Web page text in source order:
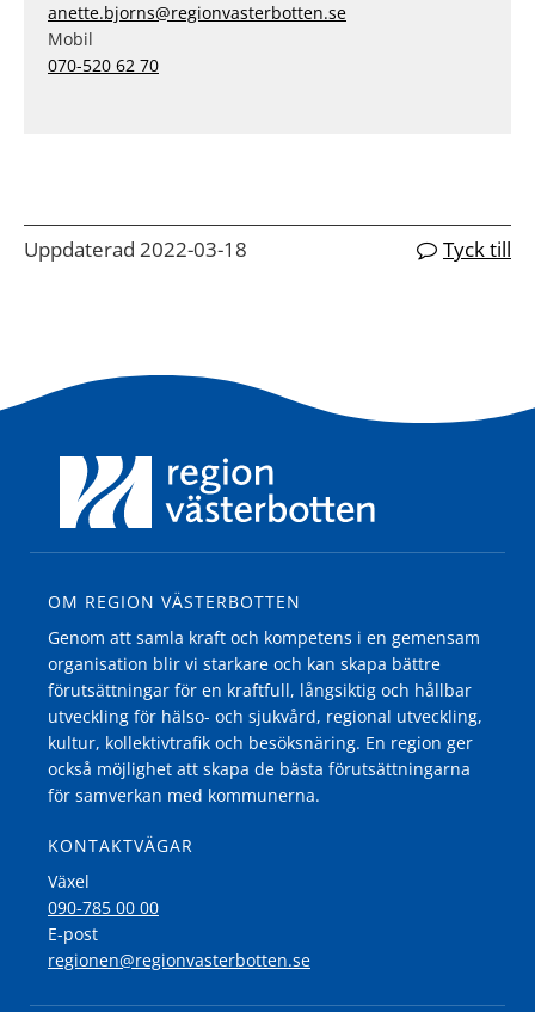
anette.bjorns@regionvasterbotten.se
Mobil
070-520 62 70
Uppdaterad 2022-03-18 Tyck till
OM REGION VÄSTERBOTTEN
Genom att samla kraft och kompetens i en gemensam
organisation blir vi starkare och kan skapa bättre
förutsättningar för en kraftfull, långsiktig och hållbar
utveckling för hälso- och sjukvård, regional utveckling,
kultur, kollektivtrafik och besöksnäring. En region ger
också möjlighet att skapa de bästa förutsättningarna
för samverkan med kommunerna.
KONTAKTVÄGAR
Växel
090-785 00 00
E-post
regionen@regionvasterbotten.se